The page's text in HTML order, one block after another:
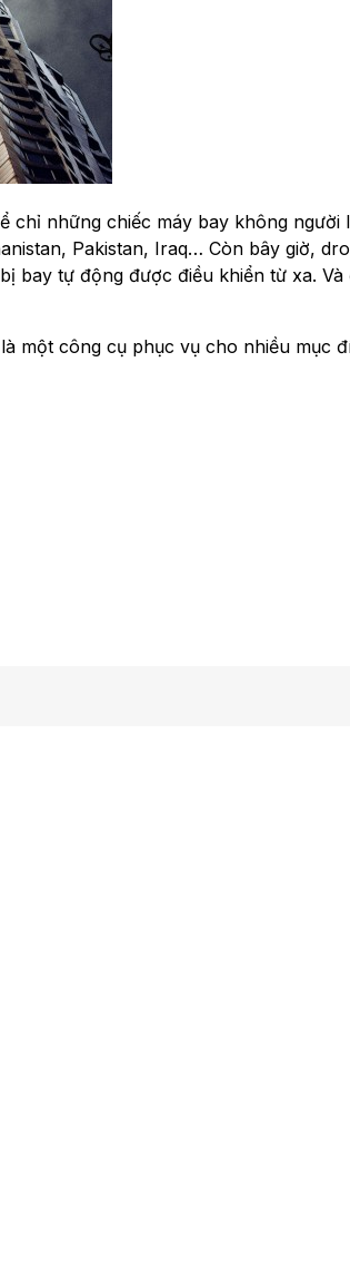
chỉ những chiếc máy bay không người
Pakistan, Iraq… Còn bây giờ,
bay tự động được điều khiển từ xa. Và
một công cụ phục vụ cho nhiều mục